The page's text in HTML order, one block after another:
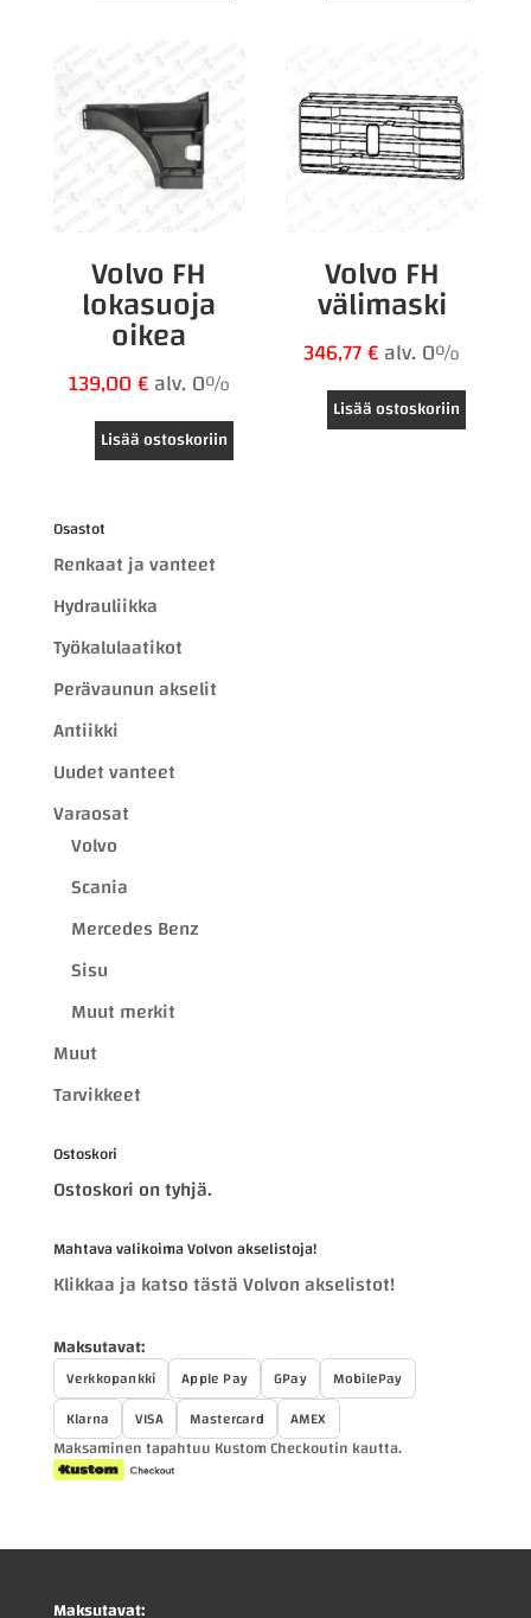
Volvo FH
lokasuoja
oikea
139,00€alv. 0%
Lisää ostoskoriin
Volvo FH
välimaski
346,77€alv. 0%
Lisää ostoskoriin
Osastot
Renkaat ja vanteet
Hydrauliikka
Työkalulaatikot
Perävaunun akselit
Antiikki
Uudet vanteet
Varaosat
Volvo
Scania
Mercedes Benz
Sisu
Muut merkit
Muut
Tarvikkeet
Ostoskori
Ostoskori on tyhjä.
Mahtava valikoima Volvon akselistoja!
Klikkaa ja katso tästä Volvon akselistot!
Maksutavat:
Verkkopankki Apple Pay GPay
MobilePay
Klarna
VISA Mastercard AMEX
Maksaminen tapahtuu Kustom Checkoutin kautta.
Maksutavat: